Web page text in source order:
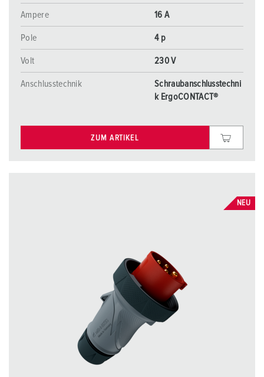
Ampere 16 A
Pole 4 p
Volt 230 V
Anschlusstechnik
Schraubanschlusstechni
k ErgoCONTACT®
ZUM ARTIKEL
NEU